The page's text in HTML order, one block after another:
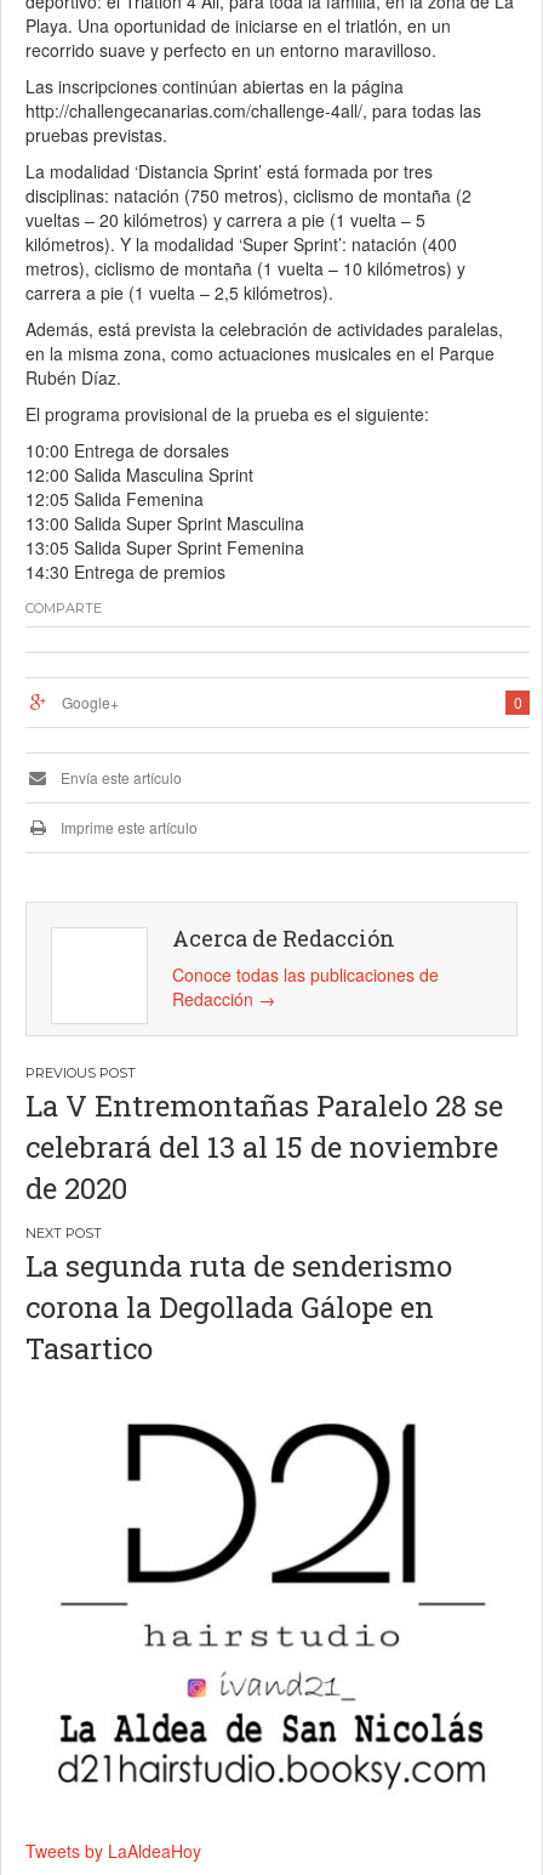
Playa. Una oportunidad de iniciarse en el triatlón, en un
recorrido suave y perfecto en un entorno maravilloso.
Las inscripciones continúan abiertas en la página
http://challengecanarias.com/challenge-4all/, para todas las
pruebas previstas.
La modalidad ‘Distancia Sprint’ está formada por tres
disciplinas: natación (750 metros), ciclismo de montaña (2
vueltas – 20 kilómetros) y carrera a pie (1 vuelta – 5
kilómetros). Y la modalidad ‘Super Sprint’: natación (400
metros), ciclismo de montaña (1 vuelta – 10 kilómetros) y
carrera a pie (1 vuelta – 2,5 kilómetros).
Además, está prevista la celebración de actividades paralelas,
en la misma zona, como actuaciones musicales en el Parque
Rubén Díaz.
El programa provisional de la prueba es el siguiente:
10:00 Entrega de dorsales
12:00 Salida Masculina Sprint
12:05 Salida Femenina
13:00 Salida Super Sprint Masculina
13:05 Salida Super Sprint Femenina
14:30 Entrega de premios
COMPARTE
0
Google+
Envía este artículo
Imprime este artículo
Acerca de Redacción
Conoce todas las publicaciones de
Redacción →
Navegación
de
entradas
La V Entremontañas Paralelo 28 se
celebrará del 13 al 15 de noviembre
de 2020
La segunda ruta de senderismo
corona la Degollada Gálope en
Tasartico
Tweets by LaAldeaHoy